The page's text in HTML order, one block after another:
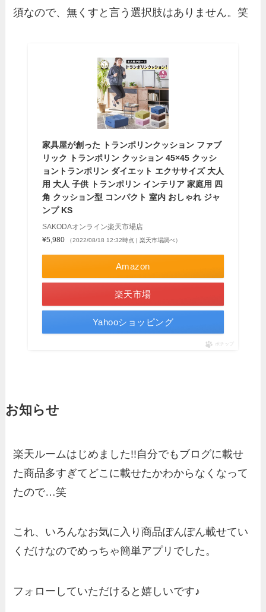
須なので、無くすと言う選択肢はありません。笑
家具屋が創った トランポリンクッション ファブ
リック トランポリン クッション 45×45 クッシ
ョントランポリン ダイエット エクササイズ 大人
用 大人 子供 トランポリン インテリア 家庭用 四
角 クッション型 コンパクト 室内 おしゃれ ジャ
ンプ KS
SAKODAオンライン楽天市場店
¥5,980
（2022/08/18 12:32時点 | 楽天市場調べ）
Amazon
楽天市場
Yahooショッピング
ポチップ
お知らせ
楽天ルームはじめました!!自分でもブログに載せ
た商品多すぎてどこに載せたかわからなくなって
たので…笑
これ、いろんなお気に入り商品ぽんぽん載せてい
くだけなのでめっちゃ簡単アプリでした。
フォローしていただけると嬉しいです♪